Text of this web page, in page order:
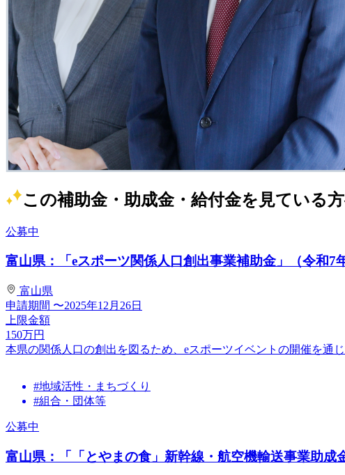
この補助金・助成金・給付金を見ている
公募中
富山県：「eスポーツ関係人口創出事業補助金」（令和7
富山県
申請期間 〜2025年12月26日
上限金額
150万円
本県の関係人口の創出を図るため、eスポーツイベントの開催を通
#地域活性・まちづくり
#組合・団体等
公募中
富山県：「「とやまの食」新幹線・航空機輸送事業助成